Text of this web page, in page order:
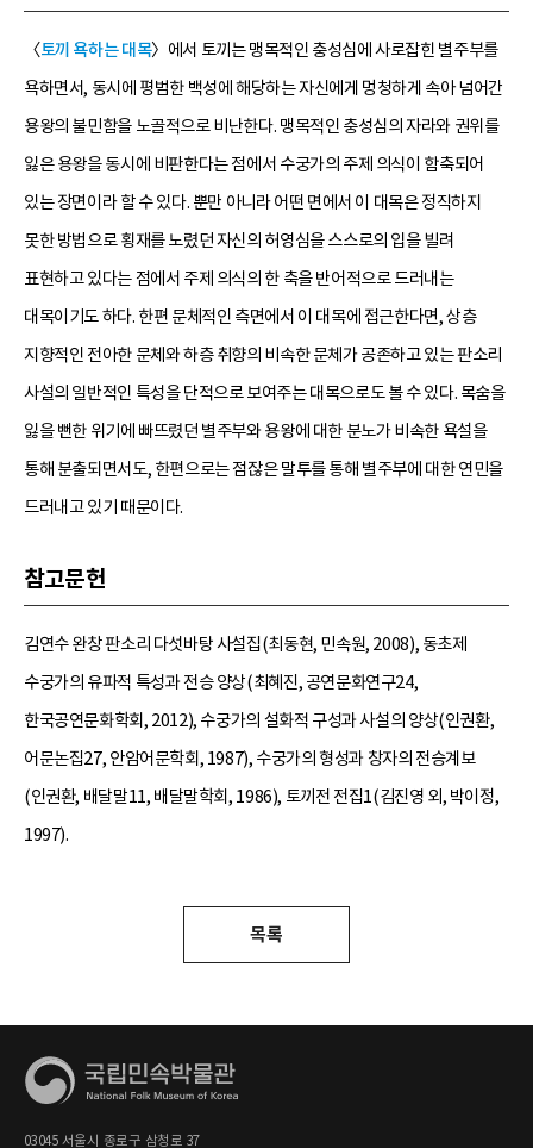
〈토끼 욕하는 대목〉에서 토끼는 맹목적인 충성심에 사로잡힌 별주부를
욕하면서, 동시에 평범한 백성에 해당하는 자신에게 멍청하게 속아 넘어간
용왕의 불민함을 노골적으로 비난한다. 맹목적인 충성심의 자라와 권위를
잃은 용왕을 동시에 비판한다는 점에서 수궁가의 주제 의식이 함축되어
있는 장면이라 할 수 있다. 뿐만 아니라 어떤 면에서 이 대목은 정직하지
못한 방법으로 횡재를 노렸던 자신의 허영심을 스스로의 입을 빌려
표현하고 있다는 점에서 주제 의식의 한 축을 반어적으로 드러내는
대목이기도 하다. 한편 문체적인 측면에서 이 대목에 접근한다면, 상층
지향적인 전아한 문체와 하층 취향의 비속한 문체가 공존하고 있는 판소리
사설의 일반적인 특성을 단적으로 보여주는 대목으로도 볼 수 있다. 목숨을
잃을 뻔한 위기에 빠뜨렸던 별주부와 용왕에 대한 분노가 비속한 욕설을
통해 분출되면서도, 한편으로는 점잖은 말투를 통해 별주부에 대한 연민을
드러내고 있기 때문이다.
참고문헌
김연수 완창 판소리 다섯바탕 사설집(최동현, 민속원, 2008), 동초제
수궁가의 유파적 특성과 전승 양상(최혜진, 공연문화연구24,
한국공연문화학회, 2012), 수궁가의 설화적 구성과 사설의 양상(인권환,
어문논집27, 안암어문학회, 1987), 수궁가의 형성과 창자의 전승계보
(인권환, 배달말11, 배달말학회, 1986), 토끼전 전집1(김진영 외, 박이정,
1997).
목록
03045 서울시 종로구 삼청로 37